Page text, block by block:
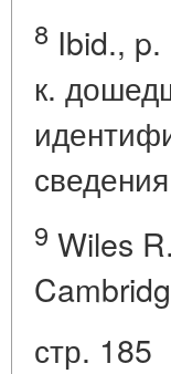
8 Ibid.,
к.
9 Wiles
стр. 185